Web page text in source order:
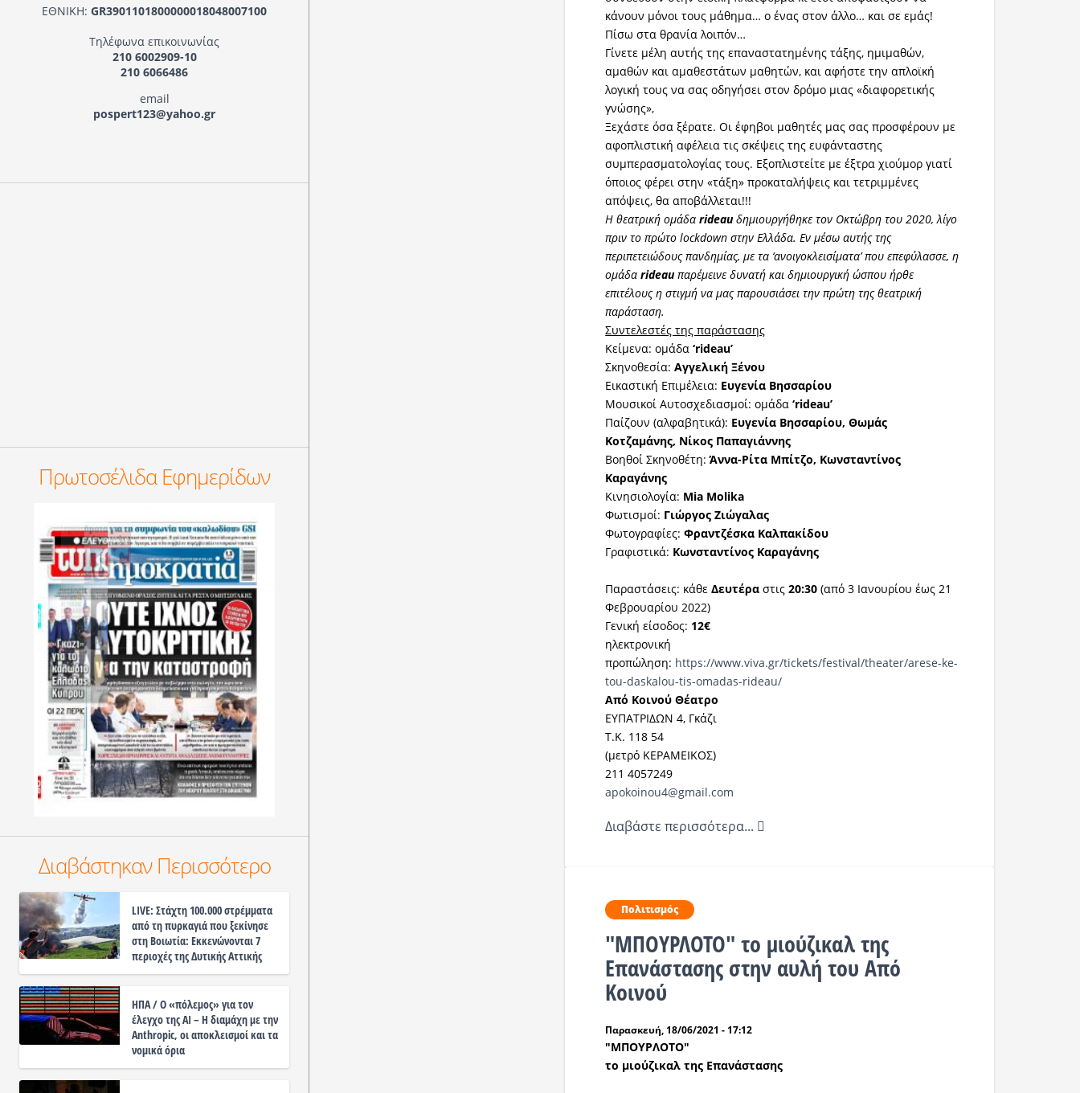
κάνουν μόνοι τους μάθημα… ο ένας στον άλλο… και σε εμάς!
Πίσω στα θρανία λοιπόν…
Γίνετε μέλη αυτής της επαναστατημένης τάξης, ημιμαθών,
αμαθών και αμαθεστάτων μαθητών, και αφήστε την απλοϊκή
λογική τους να σας οδηγήσει στον δρόμο μιας «διαφορετικής
γνώσης»,
Ξεχάστε όσα ξέρατε. Οι έφηβοι μαθητές μας σας προσφέρουν με
αφοπλιστική αφέλεια τις σκέψεις της ευφάνταστης
συμπερασματολογίας τους. Εξοπλιστείτε με έξτρα χιούμορ γιατί
όποιος φέρει στην «τάξη» προκαταλήψεις και τετριμμένες
απόψεις, θα αποβάλλεται!!!
Η θεατρική ομάδαrideau δημιουργήθηκε τον Οκτώβρη του 2020, λίγο
πριν το πρώτο lockdown στην Ελλάδα. Εν μέσω αυτής της
περιπετειώδους πανδημίας, με τα ‘ανοιγοκλεισίματα’ που επεφύλασσε, η
ομάδαrideau παρέμεινε δυνατή και δημιουργική ώσπου ήρθε
επιτέλους η στιγμή να μας παρουσιάσει την πρώτη της θεατρική
παράσταση.
Συντελεστές της παράστασης
Κείμενα: ομάδα‘rideau’
Σκηνοθεσία:Αγγελική Ξένου
Εικαστική Επιμέλεια: Ευγενία Βησσαρίου
Μουσικοί Αυτοσχεδιασμοί: ομάδα‘rideau’
Παίζουν (αλφαβητικά): Ευγενία Βησσαρίου,Θωμάς
Κοτζαμάνης, Νίκος Παπαγιάννης
Βοηθοί Σκηνοθέτη:Άννα-Ρίτα Μπίτζο, Κωνσταντίνος
Καραγάνης
Κινησιολογία: Mia Molika
Φωτισμοί: Γιώργος Ζιώγαλας
Φωτογραφίες:Φραντζέσκα Καλπακίδου
Γραφιστικά: Κωνσταντίνος Καραγάνης
Παραστάσεις: κάθεΔευτέραστις20:30(από 3 Ιανουρίου έως 21
Φεβρουαρίου 2022)
Γενική είσοδος: 12€
ηλεκτρονική
προπώληση: https://www.viva.gr/tickets/festival/theater/arese-ke-
tou-daskalou-tis-omadas-rideau/
Από Κοινού Θέατρο
ΕΥΠΑΤΡΙΔΩΝ 4, Γκάζι
Τ.Κ. 118 54
(μετρό ΚΕΡΑΜΕΙΚΟΣ)
211 4057249
apokoinou4@gmail.com
Διαβάστε περισσότερα...
Πολιτισμός
"ΜΠΟΥΡΛΟΤΟ" το μιούζικαλ της
Επανάστασης στην αυλή του Από
Κοινού
Παρασκευή, 18/06/2021 - 17:12
"ΜΠΟΥΡΛΟΤΟ"
το μιούζικαλ της Επανάστασης
ΕΘΝΙΚΗ: GR3901101800000018048007100
Τηλέφωνα επικοινωνίας
210 6002909-10
210 6066486
email
pospert123@yahoo.gr
Πρωτοσέλιδα Εφημερίδων
Διαβάστηκαν Περισσότερο
LIVE: Στάχτη 100.000 στρέμματα
από τη πυρκαγιά που ξεκίνησε
στη Βοιωτία: Εκκενώνονται 7
περιοχές της Δυτικής Αττικής
ΗΠΑ / Ο «πόλεμος» για τον
έλεγχο της ΑΙ – Η διαμάχη με την
Anthropic, οι αποκλεισμοί και τα
νομικά όρια